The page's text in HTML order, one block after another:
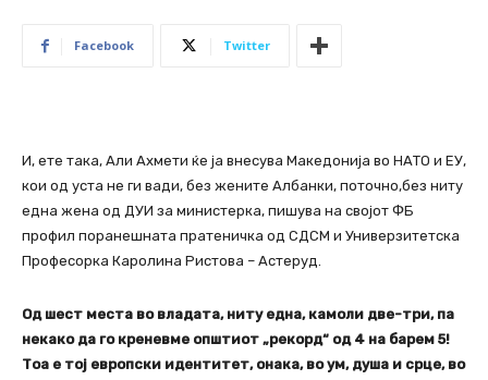
Facebook Twitter
И, ете така, Али Ахмети ќе ја внесува Македонија во НАТО и ЕУ,
кои од уста не ги вади, без жените Албанки, поточно,без ниту
една жена од ДУИ за министерка, пишува на својот ФБ
профил поранешната пратеничка од СДСМ и Универзитетска
Професорка Каролина Ристова – Астеруд.
Од шест места во владата, ниту една, камоли две-три, па
некако да го креневме општиот „рекорд“ од 4 на барем 5!
Тоа е тој европски идентитет, онака, во ум, душа и срце, во